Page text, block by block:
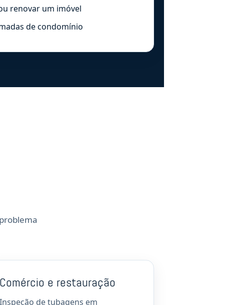
renovar um imóvel
de condomínio
Comércio e restauração
Inspeção de tubagens em